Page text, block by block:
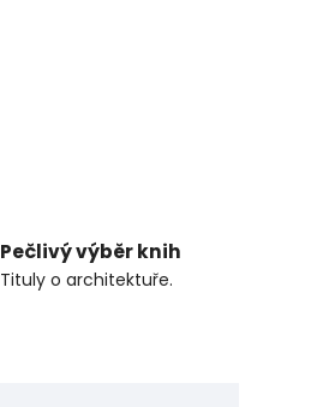
Pečlivý výběr knih
Tituly o architektuře.